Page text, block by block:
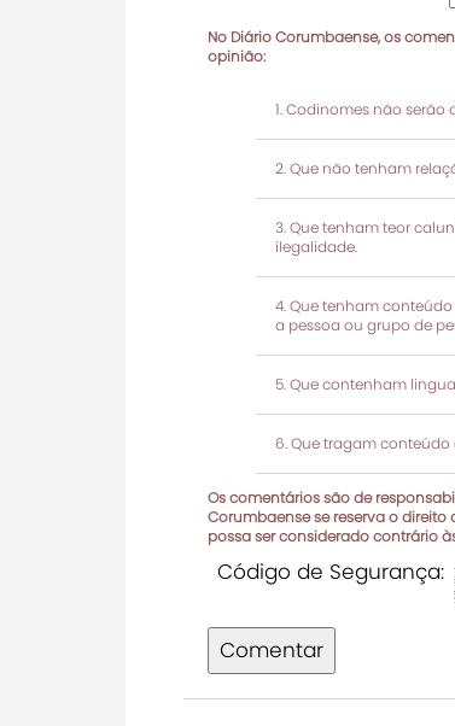
No Diário Corumbaense, os
opinião:
Codinomes não serão
Que não tenham
Que tenham teor
ilegalidade.
Que tenham
a pessoa ou grupo de
Que contenham
Que tragam conteúdo
Os comentários são de
Corumbaense se reserva o
possa ser considerado contrário
Código de Segurança:
Comentar